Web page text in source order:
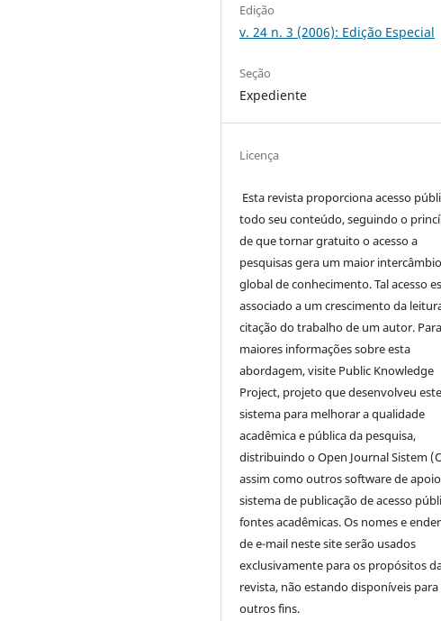
Edição
v. 24 n. 3 (2006): Edição Especial
Seção
Expediente
Licença
Esta revista proporciona acesso
todo seu conteúdo, seguindo o
de que tornar gratuito o acesso a
pesquisas gera um maior intercâmbio
global de conhecimento. Tal acesso
associado a um crescimento da
citação do trabalho de um autor. Para
maiores informações sobre esta
abordagem, visite Public Knowledge
Project, projeto que desenvolveu este
sistema para melhorar a qualidade
acadêmica e pública da pesquisa,
distribuindo o Open Journal Sistem
assim como outros software de
sistema de publicação de acesso
fontes acadêmicas. Os nomes e
de e-mail neste site serão usados
exclusivamente para os propósitos
revista, não estando disponíveis para
outros fins.